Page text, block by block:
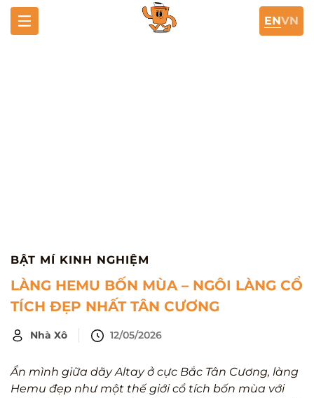
ENVN
BẬT MÍ KINH NGHIỆM
LÀNG HEMU BỐN MÙA – NGÔI LÀNG CỔ
TÍCH ĐẸP NHẤT TÂN CƯƠNG
Nhà Xô 12/05/2026
Ẩn mình giữa dãy Altay ở cực Bắc Tân Cương, làng
Hemu đẹp như một thế giới cổ tích bốn mùa với